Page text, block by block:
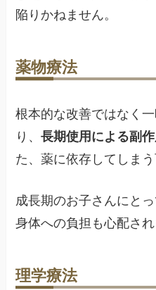
陥りかねません。
薬物療法
根本的な改善ではなく
り、長期使用による副
た、薬に依存してしま
成長期のお子さんにと
身体への負担も心配され
理学療法